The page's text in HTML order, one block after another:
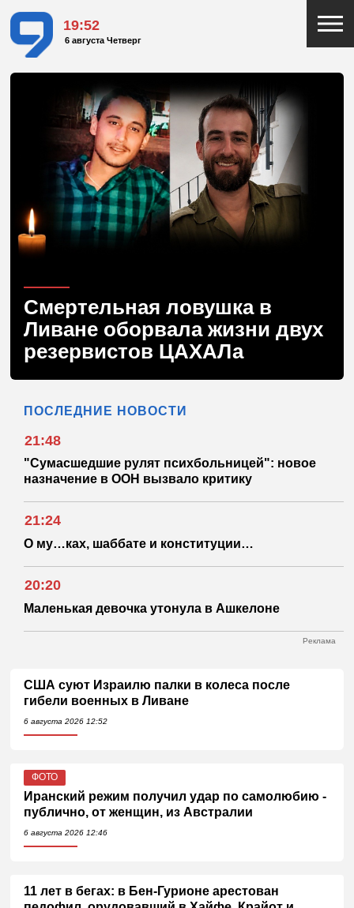
19:52
6 августа Четверг
Смертельная ловушка в
Ливане оборвала жизни двух
резервистов ЦАХАЛа
ПОСЛЕДНИЕ НОВОСТИ
21:48
"Сумасшедшие рулят психбольницей": новое
назначение в ООН вызвало критику
21:24
О му…ках, шаббате и конституции…
20:20
Маленькая девочка утонула в Ашкелоне
Реклама
США суют Израилю палки в колеса после
гибели военных в Ливане
6 августа 2026 12:52
ФОТО
Иранский режим получил удар по самолюбию -
публично, от женщин, из Австралии
6 августа 2026 12:46
11 лет в бегах: в Бен-Гурионе арестован